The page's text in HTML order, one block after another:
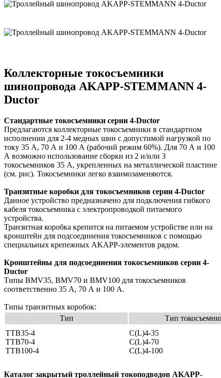
Коллекторные токосъемники
шинопровода AKAPP-STEMMANN 4-
Ductor
Стандартные токосъемники серии 4-Ductor
Предлагаются коллекторные токосъемники в стандартном
исполнении для 2-4 медных шин с допустимой нагрузкой по
току 35 А, 70 А и 100 А (рабочий режим 60%). Для 70 А и 100
А возможно использование сборки из 2 и/или 3
токосъемников 35 А, укрепленных на металлической пластине
(см. рис). Токосъемники легко взаимозаменяются.
Транзитные коробки для токосъемников серии 4-Ductor
Данное устройство предназначено для подключения гибкого
кабеля токосъемника с электропроводкой питаемого
устройства.
Транзитная коробка крепится на питаемом устройстве или на
кронштейн для подсоединения токосъемников с помощью
специальных крепежных AKAPP-элементов рядом.
Кронштейны для подсоединения токосъемников серии 4-
Ductor
Типы BMV35, BMV70 и BMV100 для токосъемников
соответственно 35 А, 70 А и 100 А.
Типы транзитных коробок:
Тип
Тип
TTB35-4
TTB70-4
TTB100-4
C(L)4-35
C(L)4-70
C(L)4-100
Каталог закрытый троллейный токоподводов AKAPP-